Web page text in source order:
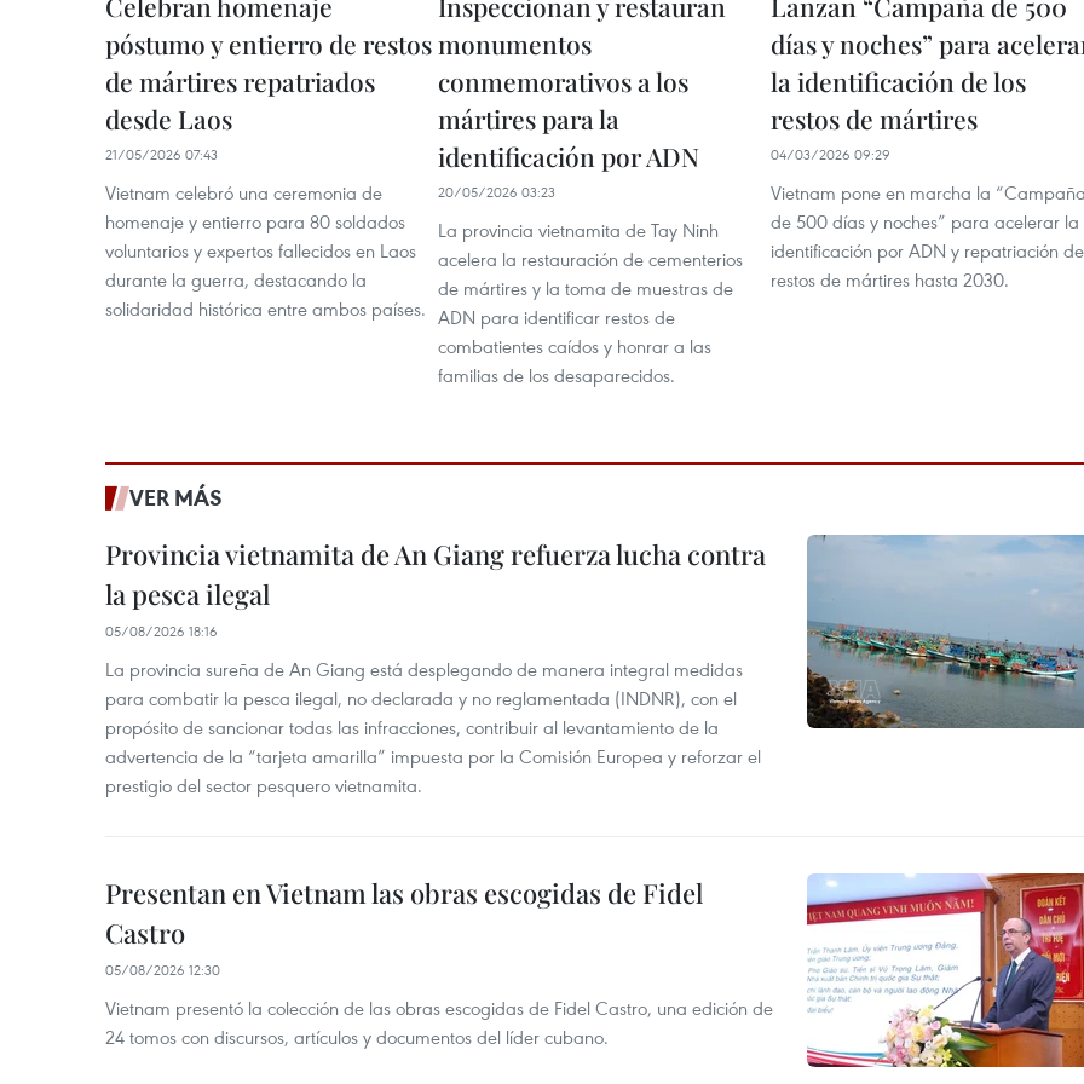
póstumo y entierro de restos
de mártires repatriados
desde Laos
21/05/2026 07:43
Vietnam celebró una ceremonia de
homenaje y entierro para 80 soldados
voluntarios y expertos fallecidos en Laos
durante la guerra, destacando la
solidaridad histórica entre ambos países.
monumentos
conmemorativos a los
mártires para la
identificación por ADN
20/05/2026 03:23
La provincia vietnamita de Tay Ninh
acelera la restauración de cementerios
de mártires y la toma de muestras de
ADN para identificar restos de
combatientes caídos y honrar a las
familias de los desaparecidos.
días y noches” para
la identificación de los
restos de mártires
04/03/2026 09:29
Vietnam pone en marcha la
de 500 días y noches” para acelerar la
identificación por ADN y repatriación de
restos de mártires hasta 2030.
VER MÁS
Provincia vietnamita de An Giang refuerza lucha contra
la pesca ilegal
05/08/2026 18:16
La provincia sureña de An Giang está desplegando de manera integral medidas
para combatir la pesca ilegal, no declarada y no reglamentada (INDNR), con el
propósito de sancionar todas las infracciones, contribuir al levantamiento de la
advertencia de la “tarjeta amarilla” impuesta por la Comisión Europea y reforzar el
prestigio del sector pesquero vietnamita.
Presentan en Vietnam las obras escogidas de Fidel
Castro
05/08/2026 12:30
Vietnam presentó la colección de las obras escogidas de Fidel Castro, una edición de
24 tomos con discursos, artículos y documentos del líder cubano.